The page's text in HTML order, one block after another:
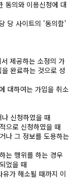
동의와 이용신청에 대
당 사이트의 '동의함'
제공하는 소정의 가
완료하는 것으로 성
대하여는 가입을 취소
신청하였을 때
으로 신청하였을 때
나 그 정보를 도용하는
는 행위를 하는 경우
었을 때
가 해소될 때까지 이